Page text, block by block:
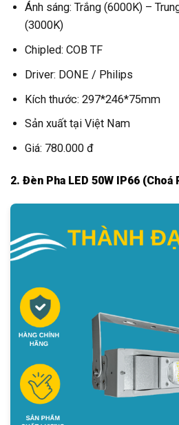
Ánh sáng: Trắng (6000K) –
(3000K)
Chipled: COB TF
Driver: DONE / Philips
Kích thước: 297*246*75mm
Sản xuất tại Việt Nam
Giá: 780.000 đ
2. Đèn Pha LED 50W IP66 (Choá